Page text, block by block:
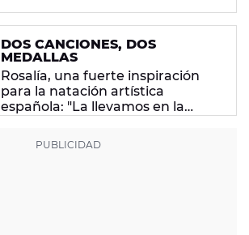
DOS CANCIONES, DOS
MEDALLAS
Rosalía, una fuerte inspiración
para la natación artística
española: "La llevamos en la